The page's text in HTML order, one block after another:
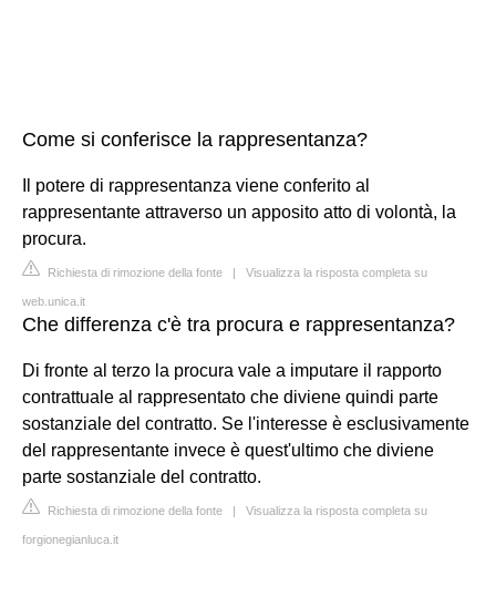
Come si conferisce la rappresentanza?
Il potere di rappresentanza viene conferito al
rappresentante attraverso un apposito atto di volontà, la
procura.
Richiesta di rimozione della fonte | Visualizza la risposta completa su
web.unica.it
Che differenza c'è tra procura e rappresentanza?
Di fronte al terzo la procura vale a imputare il rapporto
contrattuale al rappresentato che diviene quindi parte
sostanziale del contratto. Se l'interesse è esclusivamente
del rappresentante invece è quest'ultimo che diviene
parte sostanziale del contratto.
Richiesta di rimozione della fonte | Visualizza la risposta completa su
forgionegianluca.it